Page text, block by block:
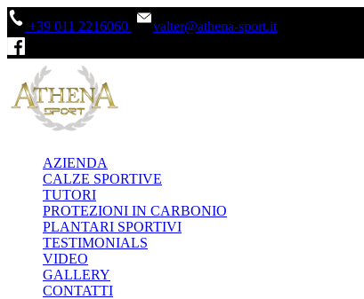
+39 011 2216060 valter@athena-sport.it
AZIENDA
CALZE SPORTIVE
TUTORI
PROTEZIONI IN CARBONIO
PLANTARI SPORTIVI
TESTIMONIALS
VIDEO
GALLERY
CONTATTI